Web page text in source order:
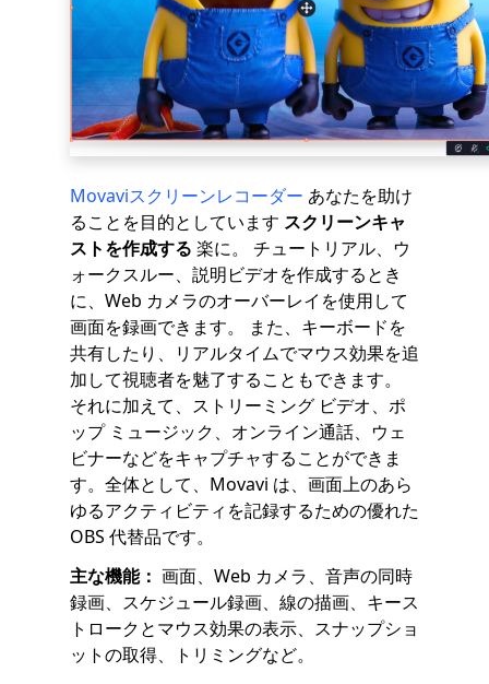
Movaviスクリーンレコーダー あなたを助け
ることを目的としています スクリーンキャ
ストを作成する 楽に。 チュートリアル、ウ
ォークスルー、説明ビデオを作成するとき
に、Web カメラのオーバーレイを使用して
画面を録画できます。 また、キーボードを
共有したり、リアルタイムでマウス効果を追
加して視聴者を魅了することもできます。
それに加えて、ストリーミング ビデオ、ポ
ップ ミュージック、オンライン通話、ウェ
ビナーなどをキャプチャすることができま
す。全体として、Movavi は、画面上のあら
ゆるアクティビティを記録するための優れた
OBS 代替品です。
主な機能： 画面、Web カメラ、音声の同時
録画、スケジュール録画、線の描画、キース
トロークとマウス効果の表示、スナップショ
ットの取得、トリミングなど。